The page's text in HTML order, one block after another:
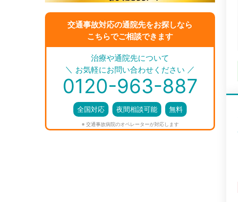
交通事故対応の通院先をお探しなら
こちらでご相談できます
＼ ／
治療や通院先について
お気軽にお問い合わせください
0120-963-887
全国対応 夜間相談可能 無料
※ 交通事故病院のオペレーターが対応します